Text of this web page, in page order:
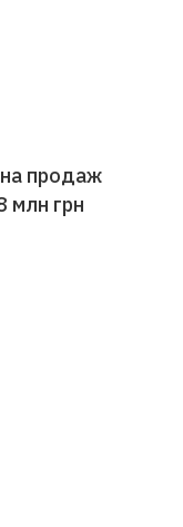
продаж
млн грн